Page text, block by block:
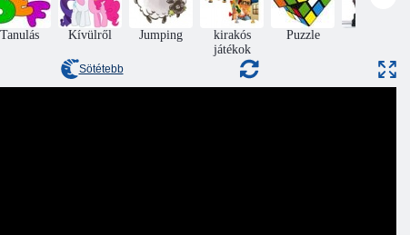
Dinoz város Átkozott kincs 2
Tanulás Kívülről Jumping
kirakós
játékok
Puzzle
Sötétebb